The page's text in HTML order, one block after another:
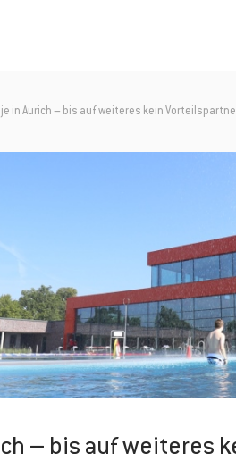
in Aurich – bis auf weiteres kein
– bis auf weiteres